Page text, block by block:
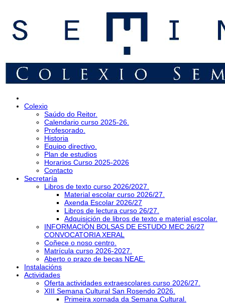
Colexio
Saúdo do Reitor.
Calendario curso 2025-26.
Profesorado.
Historia
Equipo directivo.
Plan de estudios
Horarios Curso 2025-2026
Contacto
Secretaría
Libros de texto curso 2026/2027.
Material escolar curso 2026/27.
Axenda Escolar 2026/27
Libros de lectura curso 26/27.
Adquisición de libros de texto e material escolar.
INFORMACIÓN BOLSAS DE ESTUDO MEC 26/27
CONVOCATORIA XERAL
Coñece o noso centro.
Matrícula curso 2026-2027.
Aberto o prazo de becas NEAE.
Instalacións
Actividades
Oferta actividades extraescolares curso 2026/27.
XIII Semana Cultural San Rosendo 2026.
Primeira xornada da Semana Cultural.